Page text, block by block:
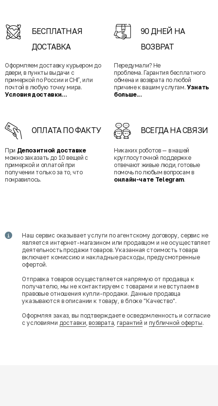
БЕСПЛАТНАЯ
ДОСТАВКА
Оформляем доставку курьером до
двери, в пункты выдачи с
примеркой по России и СНГ, или
почтой в любую точку мира.
Условия доставки...
90 ДНЕЙ НА
ВОЗВРАТ
Передумали? Не
проблема. Гарантия бесплатного
обмена и возврата по любой
причине к вашим услугам. Узнать
больше...
ОПЛАТА ПО ФАКТУ
При Депозитной доставке
можно заказать до 10 вещей с
примеркой и оплатой при
получении только за то, что
понравилось.
ВСЕГДА НА СВЯЗИ
Никаких роботов — в нашей
круглосуточной поддержке
отвечают живые люди, готовые
помочь по любым вопросам в
онлайн-чате Telegram.
Наш сервис оказывает услуги по агентскому договору, сервис не
является интернет-магазином или продавцом и не осуществляет
деятельность продажи товаров. Указанная стоимость товара
включает комиссию и накладные расходы, предусмотренные
офертой.
Отправка товаров осуществляется напрямую от продавца к
получателю, мы не контактируем с товарами и не вступаем в
правовые отношения купли-продажи. Данные продавца
указываются в описании к товару, в блоке "Качество".
Оформляя заказ, вы подтверждаете осведомленность и согласие
с условиями доставки,возврата,гарантий и публичной оферты.